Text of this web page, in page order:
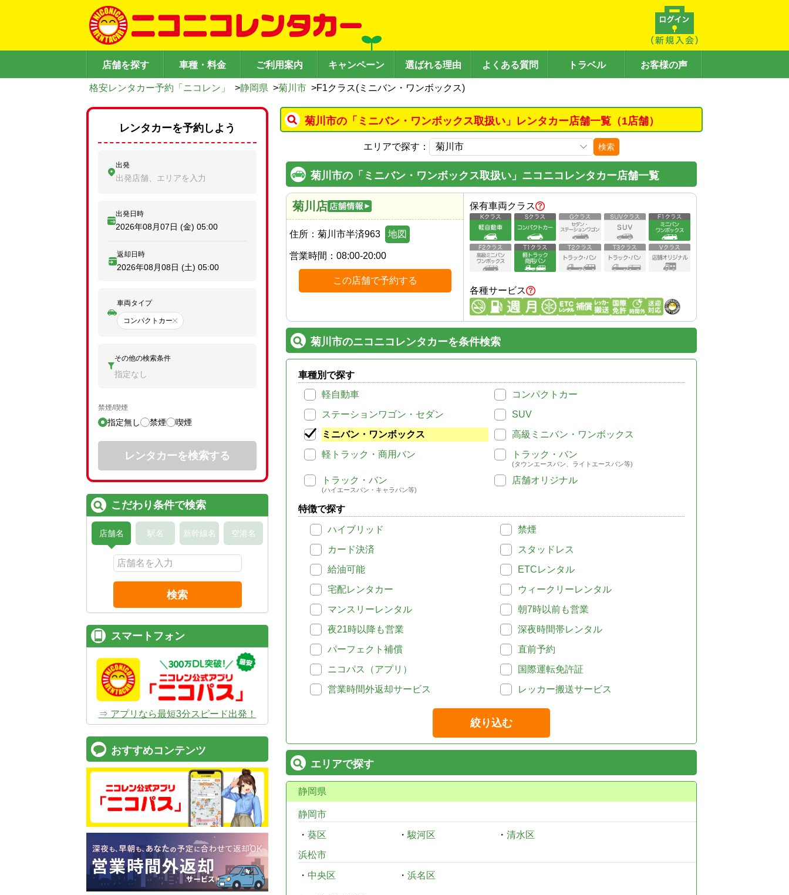
店舗を探す 車種・料金 ご利用案内 キャンペーン 選ばれる理由 よくある質問 トラベル お客様の声
格安レンタカー予約「ニコレン」 >静岡県 >菊川市 >F1クラス(ミニバン・ワンボックス)
菊川市の「ミニバン・ワンボックス取扱い」レンタカー店舗一覧（1店舗）
エリアで探す： 検索
菊川市の「ミニバン・ワンボックス取扱い」ニコニコレンタカー店舗一覧
菊川店
住所： 菊川市半済963 地図
営業時間： 08:00-20:00
この店舗で予約する
保有車両クラス
各種サービス
菊川市のニコニコレンタカーを条件検索
車種別で探す
軽自動車
コンパクトカー
ステーションワゴン・セダン
SUV
ミニバン・ワンボックス
高級ミニバン・ワンボックス
軽トラック・商用バン
トラック・バン
(タウンエースバン、ライトエースバン等)
トラック・バン
(ハイエースバン・キャラバン等)
店舗オリジナル
特徴で探す
ハイブリッド
禁煙
カード決済
スタッドレス
給油可能
ETCレンタル
宅配レンタカー
ウィークリーレンタル
マンスリーレンタル
朝7時以前も営業
夜21時以降も営業
深夜時間帯レンタル
パーフェクト補償
直前予約
ニコパス（アプリ）
国際運転免許証
営業時間外返却サービス
レッカー搬送サービス
絞り込む
エリアで探す
静岡県
静岡市
・ 葵区 ・ 駿河区 ・ 清水区
浜松市
・ 中央区 ・ 浜名区
レンタカーを予約しよう
出発
出発店舗、エリアを入力
出発日時
2026年08月07日 (金) 05:00
返却日時
2026年08月08日 (土) 05:00
車両タイプ
コンパクトカー
その他の検索条件
指定なし
禁煙/喫煙
指定無し 禁煙 喫煙
レンタカーを検索する
こだわり条件で検索
店舗名 駅名 新幹線名 空港名
検索
スマートフォン
⇒ アプリなら最短3分スピード出発！
おすすめコンテンツ